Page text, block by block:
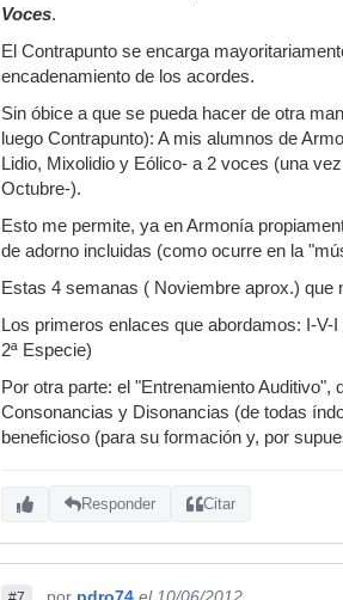
Voces.
El Contrapunto se encarga
encadenamiento de los acordes.
Sin óbice a que se pueda hacer de otra
luego Contrapunto): A mis alumnos de
Lidio, Mixolidio y Eólico- a 2 voces (una
Octubre-).
Esto me permite, ya en Armonía
de adorno incluidas (como ocurre en la
Estas 4 semanas ( Noviembre aprox.)
Los primeros enlaces que abordamos: I-V-
2ª Especie)
Por otra parte: el "Entrenamiento
Consonancias y Disonancias (de todas
beneficioso (para su formación y, por
Responder Citar